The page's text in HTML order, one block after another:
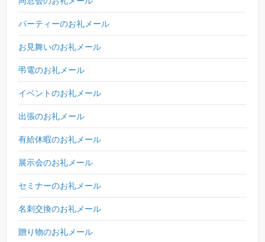
パーティーのお礼メール
お見舞いのお礼メール
弔電のお礼メール
イベントのお礼メール
出張のお礼メール
有給休暇のお礼メール
展示会のお礼メール
セミナーのお礼メール
名刺交換のお礼メール
贈り物のお礼メール